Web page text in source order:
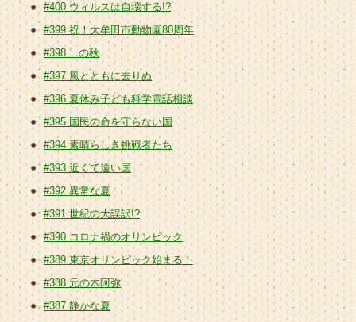
#400 ウィルスは自壊する!?
#399 祝！大牟田市動物園80周年
#398 ...の秋
#397 風とともに去りぬ
#396 夏休み子ども科学電話相談
#395 国民の命を守らない国
#394 素晴らしき挑戦者たち
#393 近くて遠い国
#392 異常な夏
#391 世紀の大誤訳!?
#390 コロナ禍のオリンピック
#389 東京オリンピック始まる！
#388 元の木阿弥
#387 静かな夏